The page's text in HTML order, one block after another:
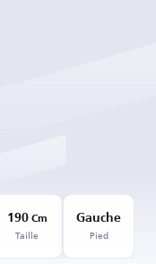
190Cm
Taille
Gauche
Pied